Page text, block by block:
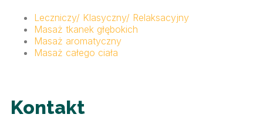
Leczniczy/ Klasyczny/ Relaksacyjny
Masaż tkanek głębokich
Masaż aromatyczny
Masaż całego ciała
Kontakt